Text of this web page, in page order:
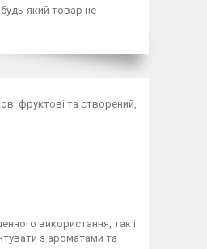
який товар не
фруктові та створений,
використання, так і
з ароматами та